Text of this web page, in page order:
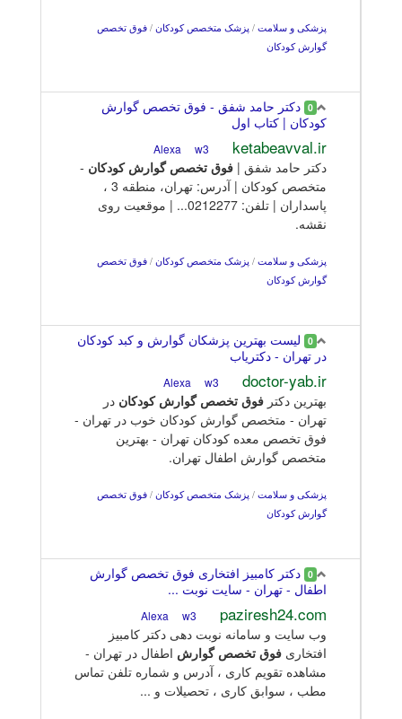
پزشکی و سلامت / پزشک متخصص کودکان / فوق تخصص
گوارش کودکان
0 دکتر حامد شفق - فوق تخصص گوارش
کودکان | کتاب اول
ketabeavval.ir
w3
دکتر حامد شفق | فوق تخصص گوارش کودکان -
متخصص کودکان | آدرس: تهران، منطقه 3 ،
پاسداران | تلفن: 0212277... | موقعیت روی
نقشه.
پزشکی و سلامت / پزشک متخصص کودکان / فوق تخصص
گوارش کودکان
0 لیست بهترین پزشکان گوارش و کبد کودکان
در تهران - دکتریاب
doctor-yab.ir
w3
بهترین دکتر فوق تخصص گوارش کودکان در
تهران - متخصص گوارش کودکان خوب در تهران -
فوق تخصص معده کودکان تهران - بهترین
متخصص گوارش اطفال تهران.
پزشکی و سلامت / پزشک متخصص کودکان / فوق تخصص
گوارش کودکان
0 دکتر کامبیز افتخاری فوق تخصص گوارش
اطفال - تهران - سایت نوبت ...
paziresh24.com
w3
وب سایت و سامانه نوبت دهی دکتر کامبیز
افتخاری فوق تخصص گوارش اطفال در تهران -
مشاهده تقویم کاری ، آدرس و شماره تلفن تماس
مطب ، سوابق کاری ، تحصیلات و ...